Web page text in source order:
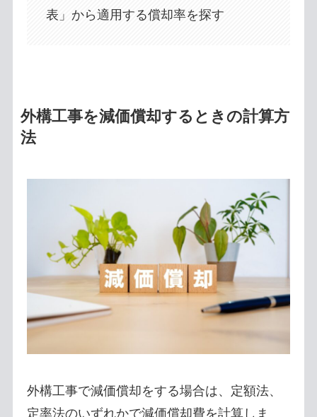
表」から適用する償却率を探す
外構工事を減価償却するときの計算方
法
外構工事で減価償却をする場合は、定額法、
定率法のいずれかで減価償却費を計算しま